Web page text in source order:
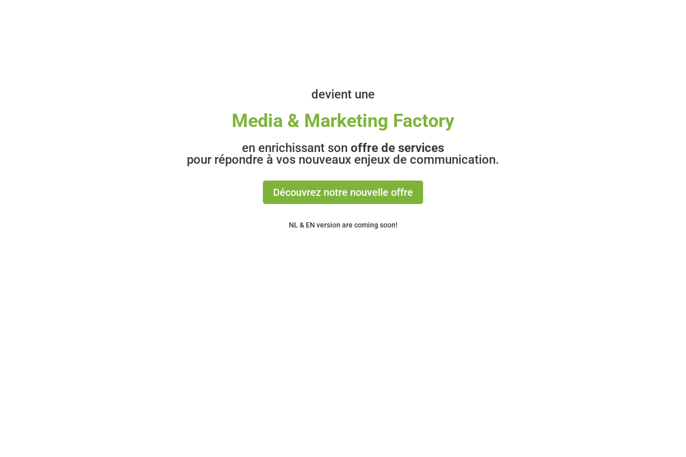
devient une
Media & Marketing Factory
en enrichissant son offre de services
pour répondre à vos nouveaux enjeux de communication.
Découvrez notre nouvelle offre
NL & EN version are coming soon!